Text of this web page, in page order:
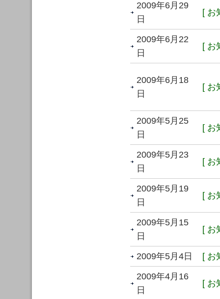
2009年6月29
日
[ お
2009年6月22
日
[ お
2009年6月18
日
[ お
2009年5月25
日
[ お
2009年5月23
日
[ お
2009年5月19
日
[ お
2009年5月15
日
[ お
2009年5月4日 [ お
2009年4月16
日
[ お